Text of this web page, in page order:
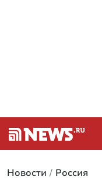
Новости Россия